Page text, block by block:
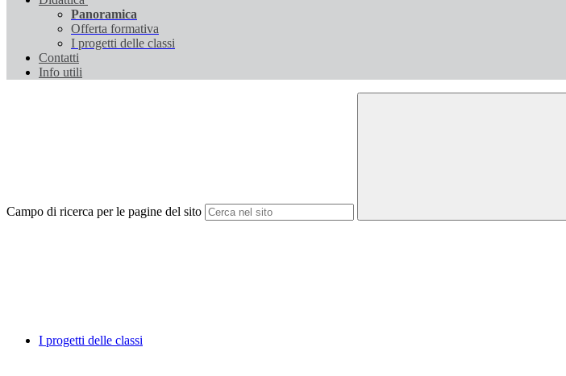
Panoramica
Offerta formativa
I progetti delle classi
Contatti
Info utili
Campo di ricerca per le pagine del sito
I progetti delle classi